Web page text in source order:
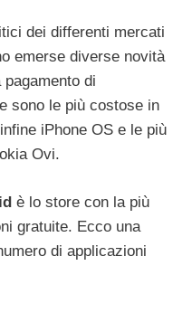
dei differenti mercati
emerse diverse novità
di
sono le più costose in
iPhone OS e le più
Ovi.
è lo store con la più
gratuite. Ecco una
di applicazioni